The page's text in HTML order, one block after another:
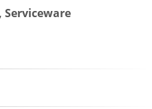
Serviceware